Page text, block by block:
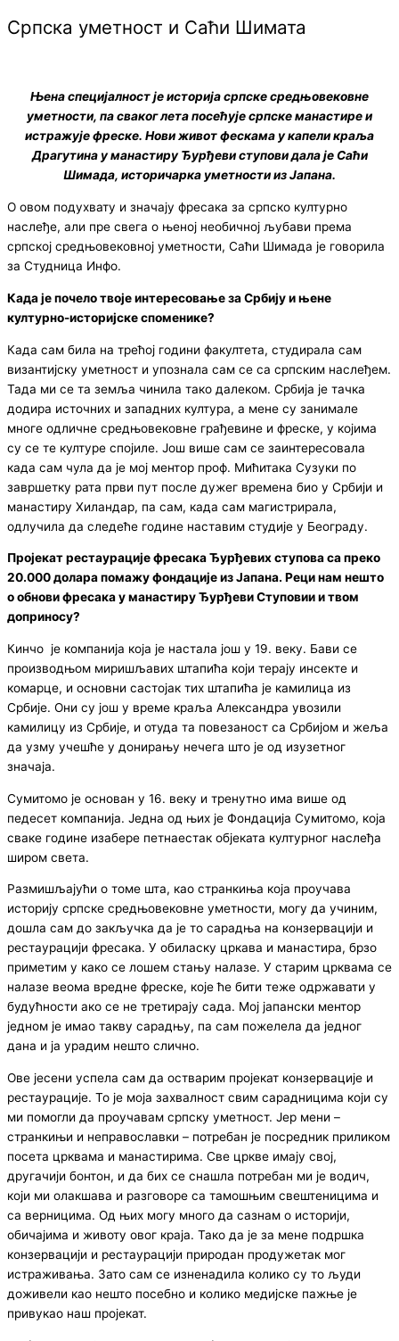
Српска уметност и Саћи Шимата
Њена специјалност је историја српске средњовековне
уметности, па сваког лета посећује српске манастире и
истражује фреске. Нови живот фескама у капели краља
Драгутина у манастиру Ђурђеви ступови дала је Саћи
Шимада, историчарка уметности из Jaпана.
О овом подухвату и значају фресака за српско културно
наслеђе, али пре свега о њеној необичној љубави према
српској средњовековној уметности, Саћи Шимада је говорила
за Студница Инфо.
Када је почело твоје интересовање за Србију и њене
културно-историјске споменике?
Када сам била на трећој години факултета, студирала сам
византијску уметност и упознала сам се са српским наслеђем.
Тада ми се та земља чинила тако далеком. Србија је тачка
додира источних и западних култура, а мене су занимале
многе одличне средњовековне грађевине и фреске, у којима
су се те културе спојиле. Још више сам се заинтересовала
када сам чула да је мој ментор проф. Мићитака Сузуки по
завршетку рата први пут после дужег времена био у Србији и
манастиру Хиландар, па сам, када сам магистрирала,
одлучила да следеће године наставим студије у Београду.
Пројекат рестаурације фресака Ђурђевих ступова са преко
20.000 долара помажу фондације из Јапана. Реци нам нешто
о обнови фресака у манастиру Ђурђеви Ступовии и твом
доприносу?
Кинчо је компанија која је настала још у 19. веку. Бави се
производњом миришљавих штапића који терају инсекте и
комарце, и основни састојак тих штапића је камилица из
Србије. Они су још у време краља Александра увозили
камилицу из Србије, и отуда та повезаност са Србијом и жеља
да узму учешће у донирању нечега што је од изузетног
значаја.
Сумитомо је основан у 16. веку и тренутно има више од
педесет компанија. Једна од њих је Фондација Сумитомо, која
сваке године изабере петнаестак објеката културног наслеђа
широм света.
Размишљајући о томе шта, као странкиња која проучава
историју српске средњовековне уметности, могу да учиним,
дошла сам до закључка да је то сарадња на конзервацији и
рестаурацији фресака. У обиласку цркава и манастира, брзо
приметим у како се лошем стању налазе. У старим црквама се
налазе веома вредне фреске, које ће бити теже одржавати у
будућности ако се не третирају сада. Мој јапански ментор
једном је имао такву сарадњу, па сам пожелела да једног
дана и ја урадим нешто слично.
Ове јесени успела сам да остварим пројекат конзервације и
рестаурације. То је моја захвалност свим сарадницима који су
ми помогли да проучавам српску уметност. Јер мени –
странкињи и неправославки – потребан је посредник приликом
посета црквама и манастирима. Све цркве имају свој,
другачији бонтон, и да бих се снашла потребан ми је водич,
који ми олакшава и разговоре са тамошњим свештеницима и
са верницима. Од њих могу много да сазнам о историји,
обичајима и животу овог краја. Тако да је за мене подршка
конзервацији и рестаурацији природан продужетак мог
истраживања. Зато сам се изненадила колико су то људи
доживели као нешто посебно и колико медијске пажње је
привукао наш пројекат.